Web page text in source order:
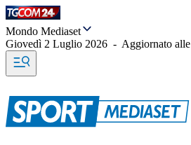
Mondo Mediaset
Giovedì 2 Luglio 2026 - Aggiornato alle